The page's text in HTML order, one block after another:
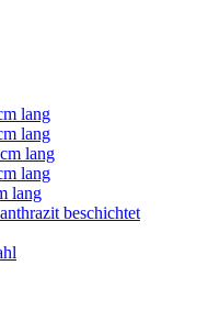
lang
lang
lang
lang
lang
beschichtet